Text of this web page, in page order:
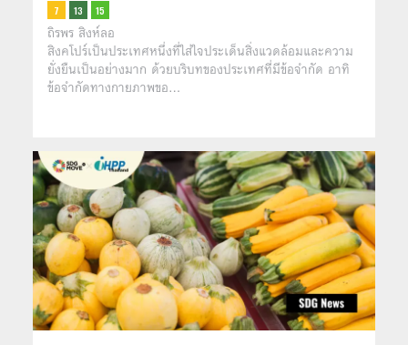
ถิรพร สิงห์ลอ
สิงคโปร์เป็นประเทศหนึ่งที่ใส่ใจประเด็นสิ่งแวดล้อมและความ
ยั่งยืนเป็นอย่างมาก ด้วยบริบทของประเทศที่มีข้อจำกัด อาทิ
ข้อจำกัดทางกายภาพขอ…